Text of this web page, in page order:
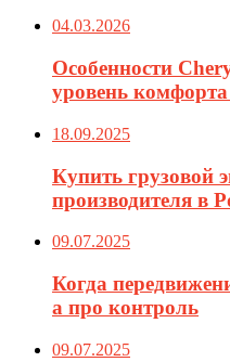
04.03.2026
Особенности
уровень
18.09.2025
Купить грузовой
производителя в
09.07.2025
Когда
а про контроль
09.07.2025